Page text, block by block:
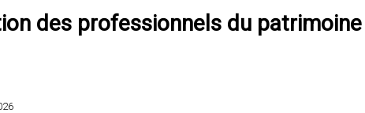
des professionnels du patrimoine